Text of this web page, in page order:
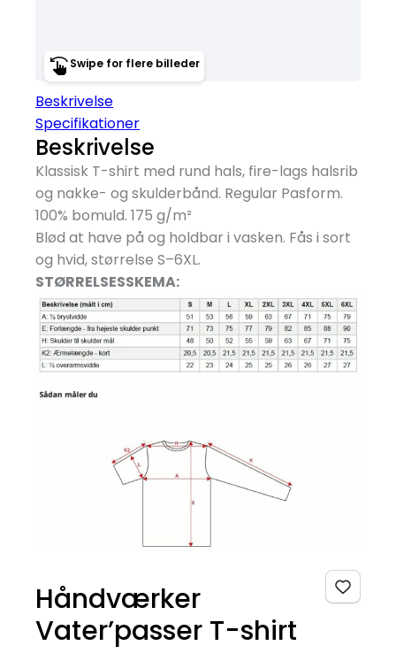
Swipe for flere billeder
Beskrivelse
Specifikationer
Beskrivelse
Klassisk T-shirt med rund hals, fire-lags halsrib
og nakke- og skulderbånd. Regular Pasform.
100% bomuld. 175 g/m²
Blød at have på og holdbar i vasken. Fås i sort
og hvid, størrelse S–6XL.
STØRRELSESSKEMA:
Håndværker
Vater’passer T-shirt